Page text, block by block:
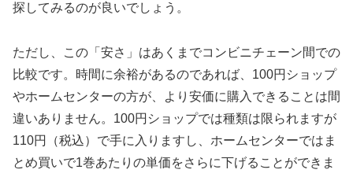
探してみるのが良いでしょう。
ただし、この「安さ」はあくまでコンビニチェーン間での
比較です。時間に余裕があるのであれば、100円ショップ
やホームセンターの方が、より安価に購入できることは間
違いありません。100円ショップでは種類は限られますが
110円（税込）で手に入りますし、ホームセンターではま
とめ買いで1巻あたりの単価をさらに下げることができま